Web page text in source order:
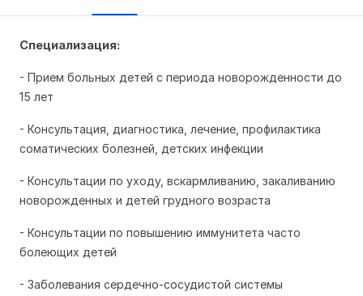
Специализация:
- Прием больных детей с периода новорожденности до
15 лет
- Консультация, диагностика, лечение, профилактика
соматических болезней, детских инфекции
- Консультации по уходу, вскармливанию, закаливанию
новорожденных и детей грудного возраста
- Консультации по повышению иммунитета часто
болеющих детей
- Заболевания сердечно-сосудистой системы